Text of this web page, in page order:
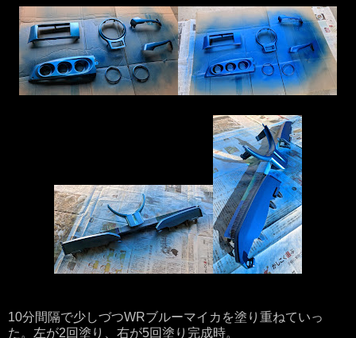
10分間隔で少しづつWRブルーマイカを塗り重ねていっ
た。左が2回塗り、右が5回塗り完成時。